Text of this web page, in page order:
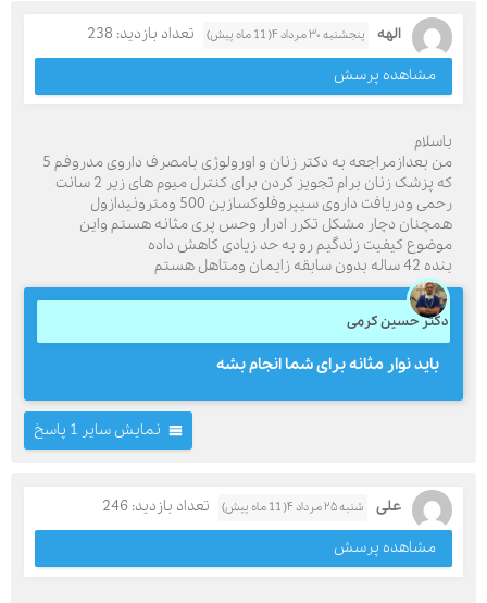
الهه پنجشنبه ۳۰ مرداد ۴( 11 ماه پیش)
تعداد بازدید: 238
مشاهده پرسش
باسلام
من بعدازمراجعه به دکتر زنان و اورولوژی بامصرف داروی مدروفم 5
که پزشک زنان برام تجویز کردن برای کنترل میوم های زیر 2 سانت
رحمی ودریافت داروی سیپروفلوکسازین 500 ومترونیدازول
همچنان دچار مشکل تکرر ادرار وحس پری مثانه هستم واین
موضوع کیفیت زندگیم رو به حد زیادی کاهش داده
بنده 42 ساله بدون سابقه زایمان ومتاهل هستم
دکتر حسین کرمی
باید نوار مثانه برای شما انجام بشه
نمایش سایر 1 پاسخ
علی شنبه ۲۵ مرداد ۴( 11 ماه پیش)
تعداد بازدید: 246
مشاهده پرسش